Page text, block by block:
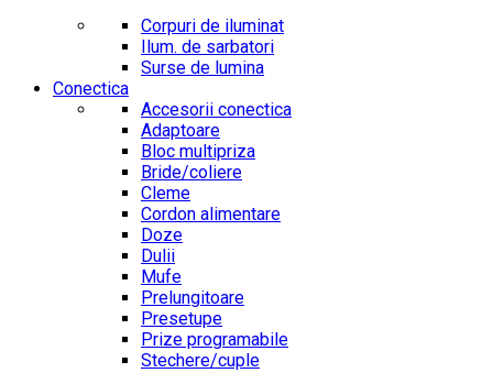
Corpuri de iluminat
Ilum. de sarbatori
Surse de lumina
Conectica
Accesorii conectica
Adaptoare
Bloc multipriza
Bride/coliere
Cleme
Cordon alimentare
Doze
Dulii
Mufe
Prelungitoare
Presetupe
Prize programabile
Stechere/cuple